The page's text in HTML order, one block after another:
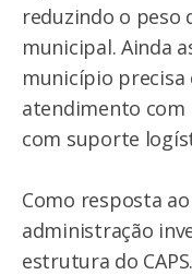
reduzindo o peso
municipal. Ainda
município
atendimento com
com suporte
Como resposta
administração
estrutura do